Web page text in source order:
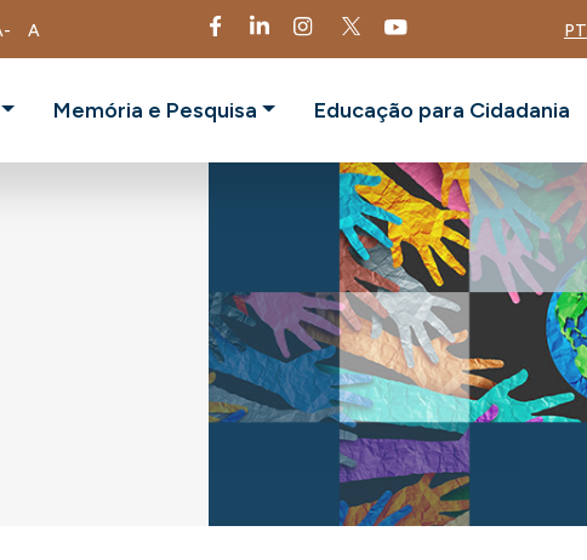
A PT
Memória e Pesquisa Educação para Cidadania